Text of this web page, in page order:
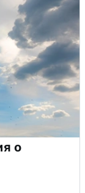
о